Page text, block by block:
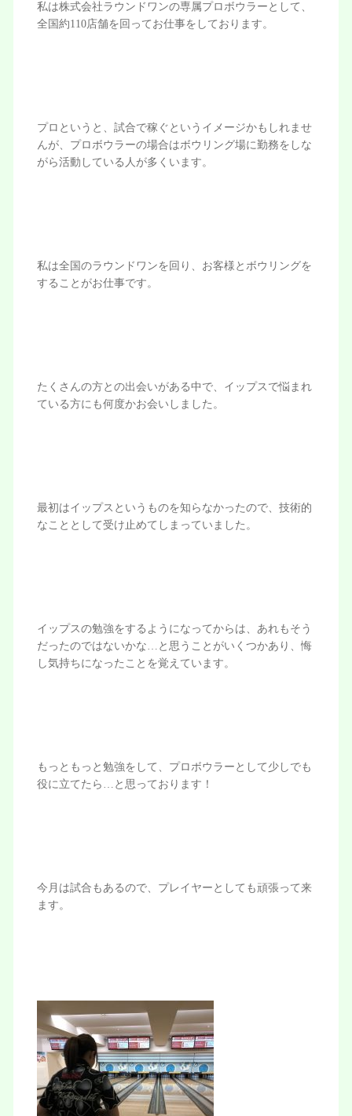
私は株式会社ラウンドワンの専属プロボウラーとして、
全国約110店舗を回ってお仕事をしております。
プロというと、試合で稼ぐというイメージかもしれませ
んが、プロボウラーの場合はボウリング場に勤務をしな
がら活動している人が多くいます。
私は全国のラウンドワンを回り、お客様とボウリングを
することがお仕事です。
たくさんの方との出会いがある中で、イップスで悩まれ
ている方にも何度かお会いしました。
最初はイップスというものを知らなかったので、技術的
なこととして受け止めてしまっていました。
イップスの勉強をするようになってからは、あれもそう
だったのではないかな…と思うことがいくつかあり、悔
し気持ちになったことを覚えています。
もっともっと勉強をして、プロボウラーとして少しでも
役に立てたら…と思っております！
今月は試合もあるので、プレイヤーとしても頑張って来
ます。